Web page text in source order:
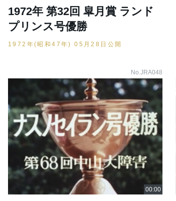
1972年 第32回 皐月賞 ランド
プリンス号優勝
1972年(昭和47年) 05月28日公開
No.JRA048